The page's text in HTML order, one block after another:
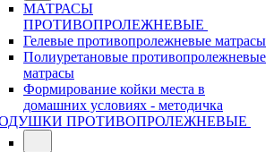
МАТРАСЫ
ПРОТИВОПРОЛЕЖНЕВЫЕ
Гелевые противопролежневые матрасы
Полиуретановые противопролежневые
матрасы
Формирование койки места в
домашних условиях - методичка
ПРОТИВОПРОЛЕЖНЕВЫЕ